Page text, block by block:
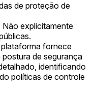
de proteção de
Não explicitamente
fornece
de segurança
identificando
políticas de controle